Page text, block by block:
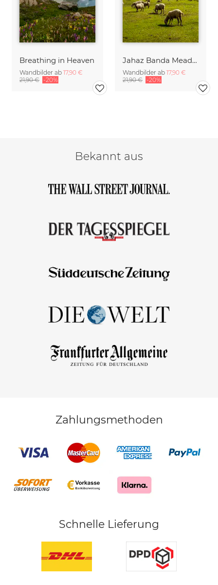
Breathing in Heaven
Wandbilder ab 17,90 €
21,90 € -20%
Jahaz Banda Meadows
Wandbilder ab 17,90 €
21,90 € -20%
Bekannt aus
Zahlungsmethoden
Schnelle Lieferung